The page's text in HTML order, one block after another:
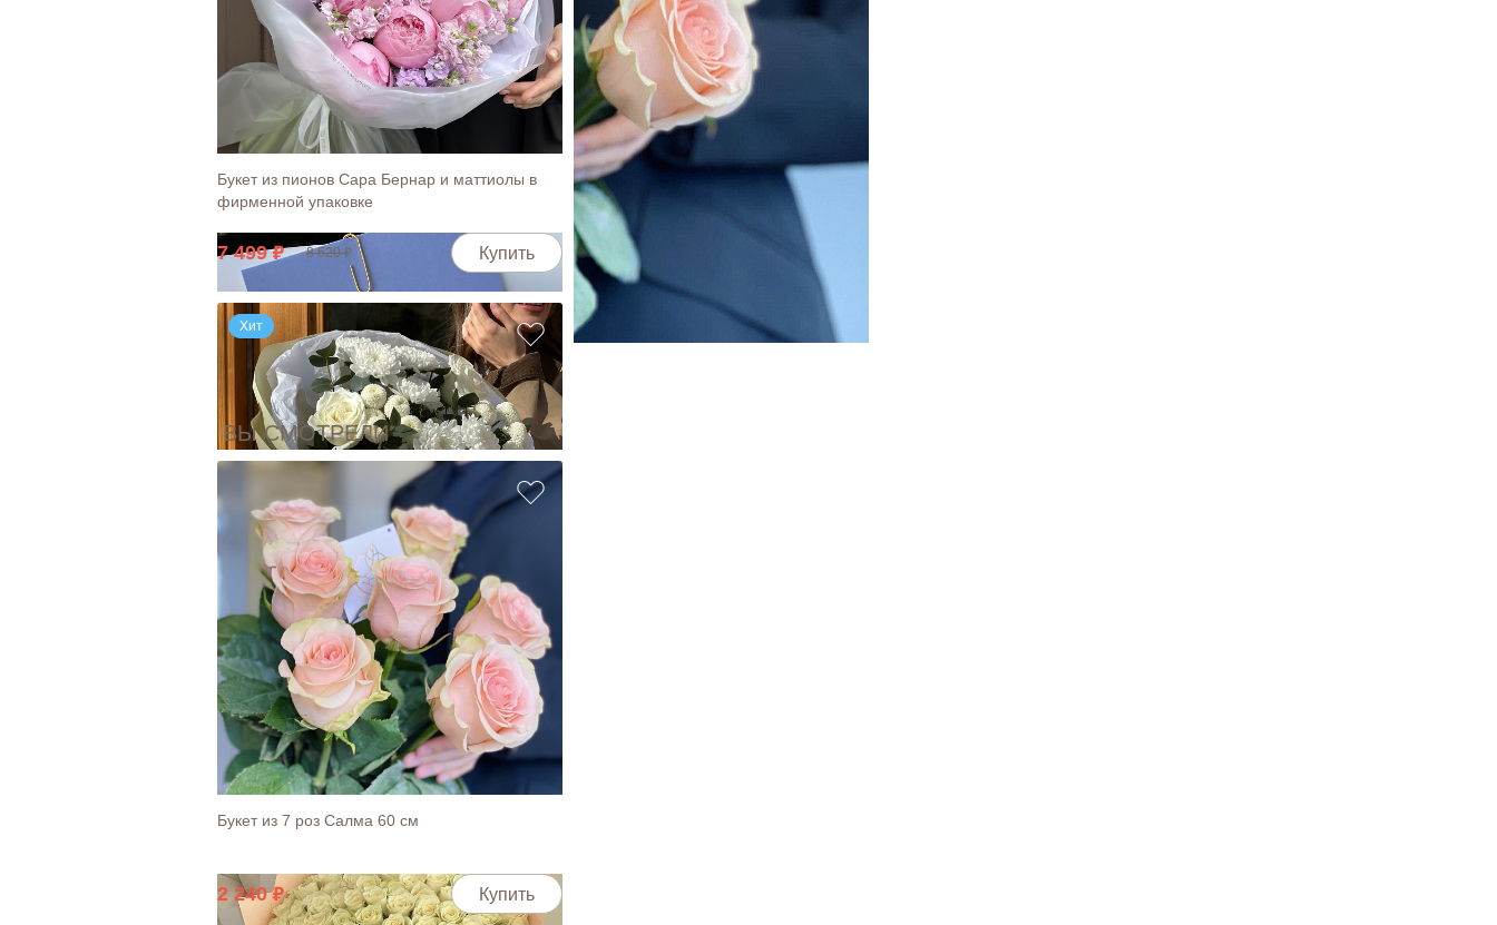
Открытка "Любимой мамочке"
Открытка "Я рядом, даже если далеко"
30 Купить
Букет из пионов Сара Бернар и маттиолы в
фирменной упаковке
7 499 8 620 Купить
Хит
Bouquet 14
2 970 Купить
ВЫ СМОТРЕЛИ
Букет из 7 роз Салма 60 см
2 240 Купить